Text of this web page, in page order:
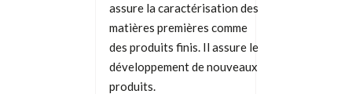
assure la caractérisation des
matières premières comme
des produits finis. Il assure le
développement de nouveaux
produits.